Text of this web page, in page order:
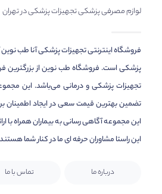
لوازم مصرفی پزشکی تجهیزات پزشکی در تهران
فروشگاه اینترنتی تجهیزات پزشکی آنا طب
پزشکی است. فروشگاه طب نوین از بزرگترین
تجهیزات پزشکی و درمانی می‌باشد. این
تضمین بهترین قیمت سعی در ایجاد اطمینان
این مجموعه آگاهی رسانی به بیماران همراه با
این راستا مشاوران حرفه ای ما در کنار شما
درباره ما تماس با ما